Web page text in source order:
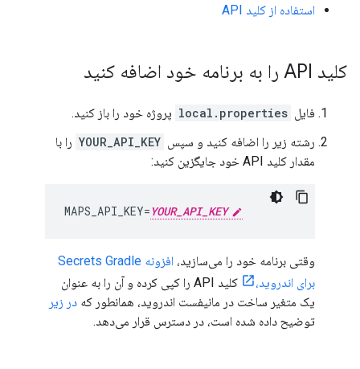
استفاده از کلید API
کلید API را به برنامه خود اضافه کنید
فایل local.properties پروژه خود را باز کنید.
رشته زیر را اضافه کنید و سپس YOUR_API_KEY را با
مقدار کلید API خود جایگزین کنید:
MAPS_API_KEY= YOUR_API_KEY
وقتی برنامه خود را می‌سازید،
افزونه Secrets Gradle
برای اندروید،
کلید API را کپی کرده و آن را به عنوان
یک متغیر ساخت در مانیفست اندروید، همانطور که در زیر
توضیح داده شده است، در دسترس قرار می‌دهد.